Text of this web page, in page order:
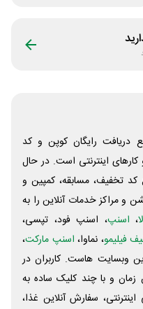
دریافت رایگان کوپن و کد
اینترنتی است. در حال
تخفیف، مسابقه، کمپین و
و مراکز خدمات آنلاین را به
، اسنپ، اسنپ فود، تپسی،
فیلیمو، نماوا، اسنپ مارکت،
وبسایت ‌هاست. کاربران در
زمان و با چند کلیک ساده به
سفارش آنلاین غذا،